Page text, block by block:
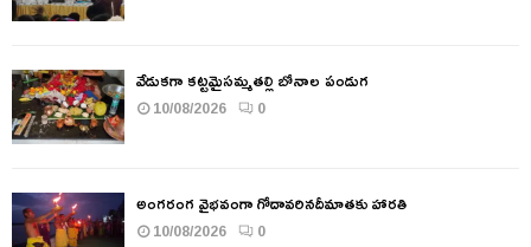
వేడుకగా కట్టమైసమ్మతల్లి బోనాల పండుగ
10/08/2026 0
అంగరంగ వైభవంగా గోదావరినదీమాతకు హారతి
10/08/2026 0